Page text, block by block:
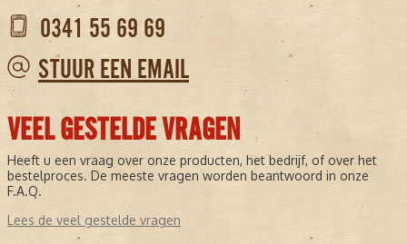
0341 55 69 69
STUUR EEN EMAIL
VEEL GESTELDE VRAGEN
Heeft u een vraag over onze producten, het bedrijf, of over het
bestelproces. De meeste vragen worden beantwoord in onze
F.A.Q.
Lees de veel gestelde vragen